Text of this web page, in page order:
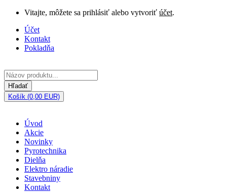
Vitajte, môžete sa prihlásiť alebo vytvoriť účet.
Účet
Kontakt
Pokladňa
Hľadať
Košík (0,00 EUR)
Úvod
Akcie
Novinky
Pyrotechnika
Dielňa
Elektro náradie
Stavebniny
Kontakt